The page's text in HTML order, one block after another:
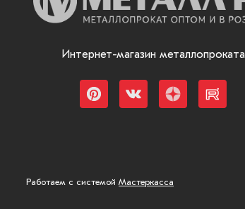
Интернет-магазин металлопроката
Работаем с системой Мастеркасса